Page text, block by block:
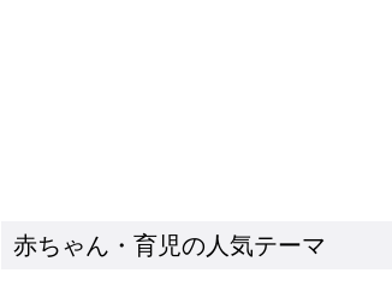
赤ちゃん・育児の人気テーマ